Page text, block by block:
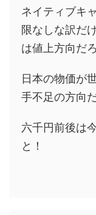
ネイティブキ
限なしな訳だ
は値上方向だ
日本の物価が
手不足の方向
六千円前後は
と！